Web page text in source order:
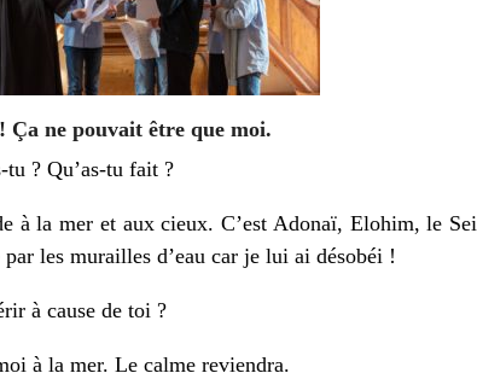
Ça ne pouvait être que moi.
? Qu’as-tu fait ?
à la mer et aux cieux. C’est Adonaï, Elohim, le
les murailles d’eau car je lui ai désobéi !
à cause de toi ?
à la mer. Le calme reviendra.